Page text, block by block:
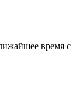
время с